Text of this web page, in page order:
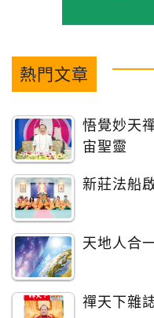
熱門文章
悟覺妙天
宙聖靈
新莊法船
天地人合
禪天下雜